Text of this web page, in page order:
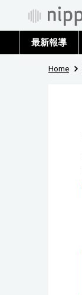
最新報導
Home